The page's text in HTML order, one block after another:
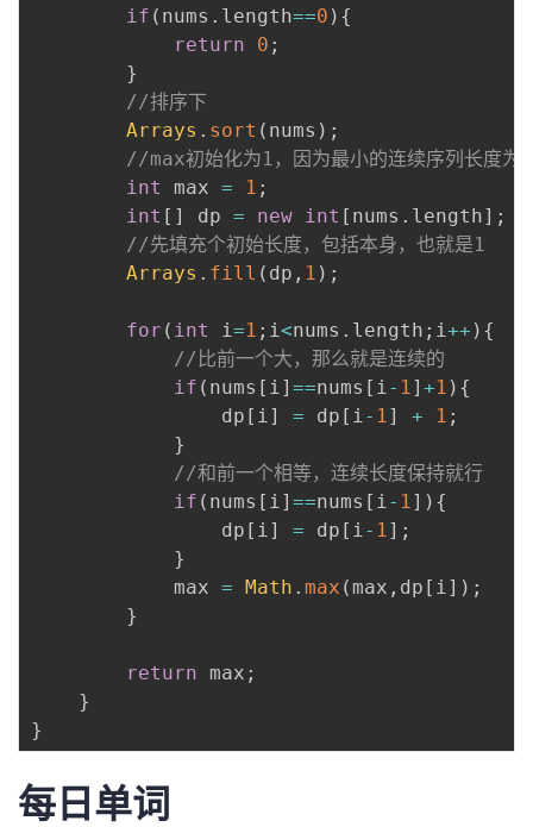
if ( nums . length==0 ) {
return
0 ;
}
//排序下
Arrays . sort ( nums ) ;
//max初始化为1，因为最小的连续序列长度
int
max = 1 ;
int [ ] dp = new int [ nums . length] ;
//先填充个初始长度，包括本身，也就是1
Arrays . fill ( dp , 1 ) ;
for ( int i =1 ; i <nums . length ; i ++ ) {
//比前一个大，那么就是连续的
if ( nums [ i ] ==nums [ i - 1 ] +1 ) {
                dp
[ i ] = dp [ i - 1 ] + 1 ;
}
//和前一个相等，连续长度保持就行
if ( nums [ i ] ==nums [ i - 1 ] ) {
                dp
[ i ] = dp [ i - 1 ] ;
}
            max
= Math . max ( max , dp [ i ] ) ;
}
return max ;
}
}
每日单词